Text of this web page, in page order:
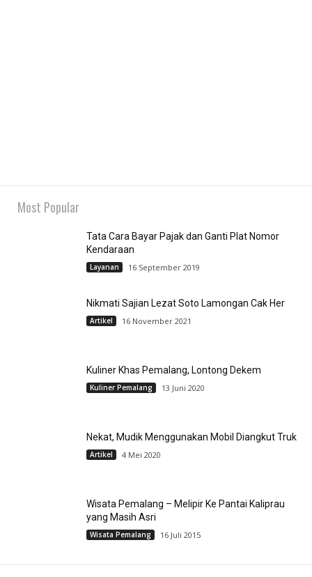
Most Popular
Tata Cara Bayar Pajak dan Ganti Plat Nomor
Kendaraan
Layanan 16 September 2019
Nikmati Sajian Lezat Soto Lamongan Cak Her
Artikel 16 November 2021
Kuliner Khas Pemalang, Lontong Dekem
Kuliner Pemalang 13 Juni 2020
Nekat, Mudik Menggunakan Mobil Diangkut Truk
Artikel 4 Mei 2020
Wisata Pemalang – Melipir Ke Pantai Kaliprau
yang Masih Asri
Wisata Pemalang 16 Juli 2015